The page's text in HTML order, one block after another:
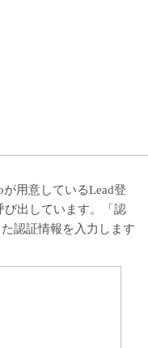
用意しているLead登
び出しています。「認
認証情報を入力します